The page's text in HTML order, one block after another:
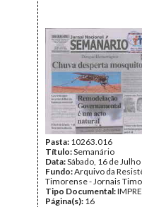
Pasta: 10263.016
Título:Semanário
Data:Sábado, 16 de
Fundo:Arquivo da
Timorense - Jornais
Tipo Documental:
Página(s): 16